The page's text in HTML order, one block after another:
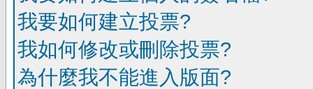
我要如何建立投票?
我如何修改或刪除投票?
為什麼我不能進入版面?